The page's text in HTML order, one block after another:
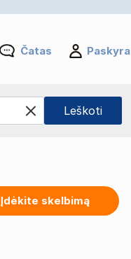
Čatas Paskyra
Įdėkite skelbimą